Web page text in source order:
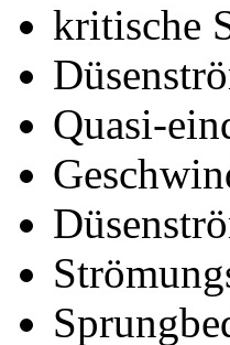
kritische
Quasi-